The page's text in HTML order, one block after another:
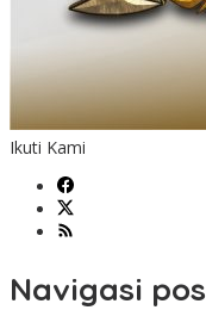
Ikuti Kami
Navigasi pos